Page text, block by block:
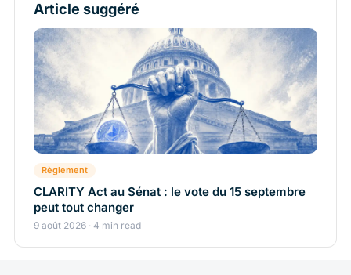
Article suggéré
Règlement
CLARITY Act au Sénat : le vote du 15 septembre
peut tout changer
9 août 2026 · 4 min read